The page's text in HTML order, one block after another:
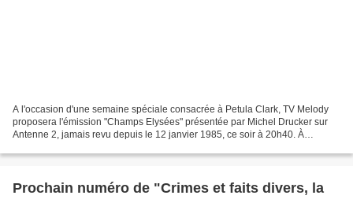
A l'occasion d'une semaine spéciale consacrée à Petula Clark, TV Melody
proposera l'émission "Champs Elysées" présentée par Michel Drucker sur
Antenne 2, jamais revu depuis le 12 janvier 1985, ce soir à 20h40. À
Prochain numéro de "Crimes et faits divers, la